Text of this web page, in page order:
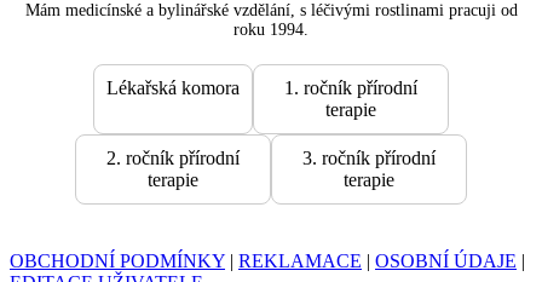
Mám medicínské a bylinářské vzdělání, s léčivými rostlinami pracuji od
roku 1994.
Lékařská komora
1. ročník přírodní
terapie
2. ročník přírodní
terapie
3. ročník přírodní
terapie
OBCHODNÍ PODMÍNKY | REKLAMACE | OSOBNÍ ÚDAJE |